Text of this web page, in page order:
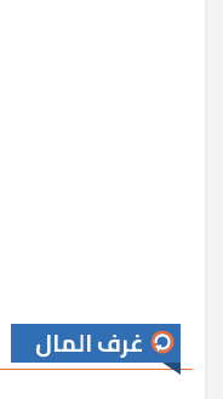
غرف المال